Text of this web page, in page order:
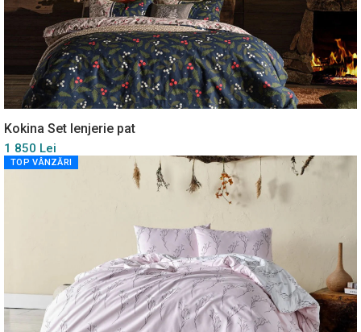
Kokina Set lenjerie pat
1 850 Lei
TOP VÂNZĂRI